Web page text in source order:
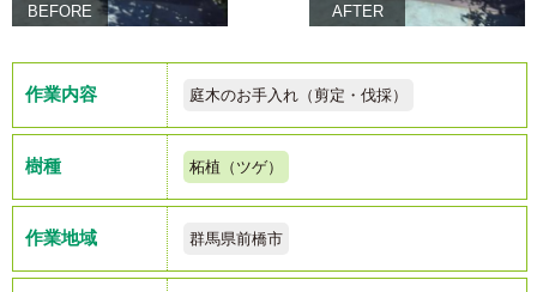
BEFORE AFTER
作業内容 庭木のお手入れ（剪定・伐採）
樹種 柘植（ツゲ）
作業地域 群馬県前橋市